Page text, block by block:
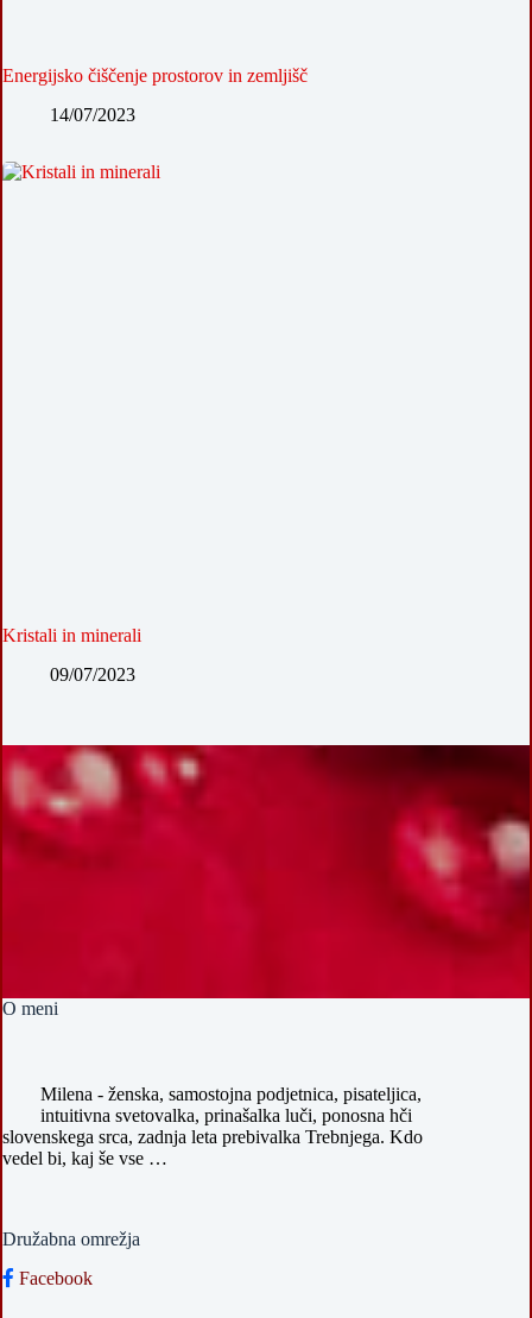
Energijsko čiščenje prostorov in zemljišč
14/07/2023
Kristali in minerali
09/07/2023
O meni
Milena - ženska, samostojna podjetnica, pisateljica,
intuitivna svetovalka, prinašalka luči, ponosna hči
slovenskega srca, zadnja leta prebivalka Trebnjega. Kdo
vedel bi, kaj še vse …
Družabna omrežja
Facebook